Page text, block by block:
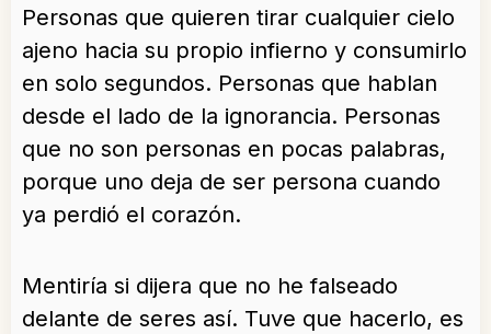
Personas que quieren tirar cualquier cielo
ajeno hacia su propio infierno y consumirlo
en solo segundos. Personas que hablan
desde el lado de la ignorancia. Personas
que no son personas en pocas palabras,
porque uno deja de ser persona cuando
ya perdió el corazón.
Mentiría si dijera que no he falseado
delante de seres así. Tuve que hacerlo, es